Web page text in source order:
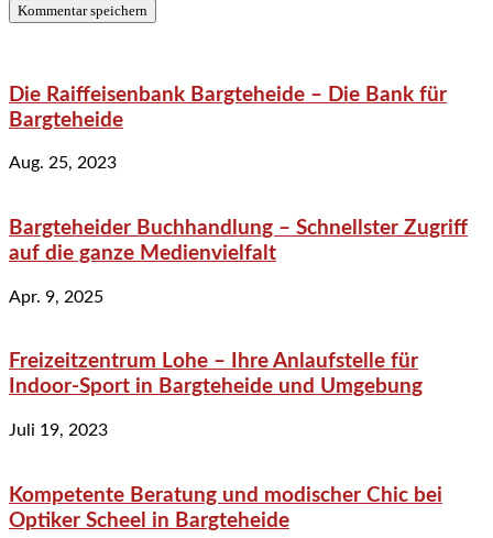
Die Raiffeisenbank Bargteheide – Die Bank für
Bargteheide
Aug. 25, 2023
Bargteheider Buchhandlung – Schnellster Zugriff
auf die ganze Medienvielfalt
Apr. 9, 2025
Freizeitzentrum Lohe – Ihre Anlaufstelle für
Indoor-Sport in Bargteheide und Umgebung
Juli 19, 2023
Kompetente Beratung und modischer Chic bei
Optiker Scheel in Bargteheide